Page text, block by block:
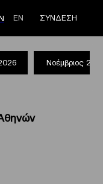
ΕΝ ΣΥΝΔΕΣΗ
Νοέμβριος